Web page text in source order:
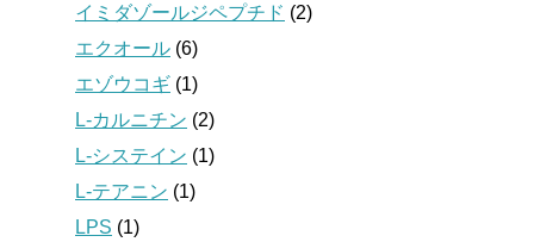
イミダゾールジペプチド (2)
エクオール (6)
エゾウコギ (1)
L-カルニチン (2)
L-システイン (1)
L-テアニン (1)
LPS (1)